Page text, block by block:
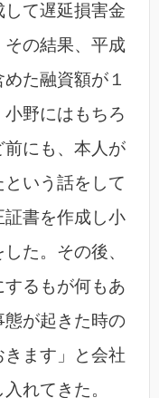
して遅延損害金
の結果、平成
た融資額が１
野にはもちろ
前にも、本人が
いう話をして
書を作成し小
た。その後、
るもが何もあ
態が起きた時の
ます」と会社
れてきた。